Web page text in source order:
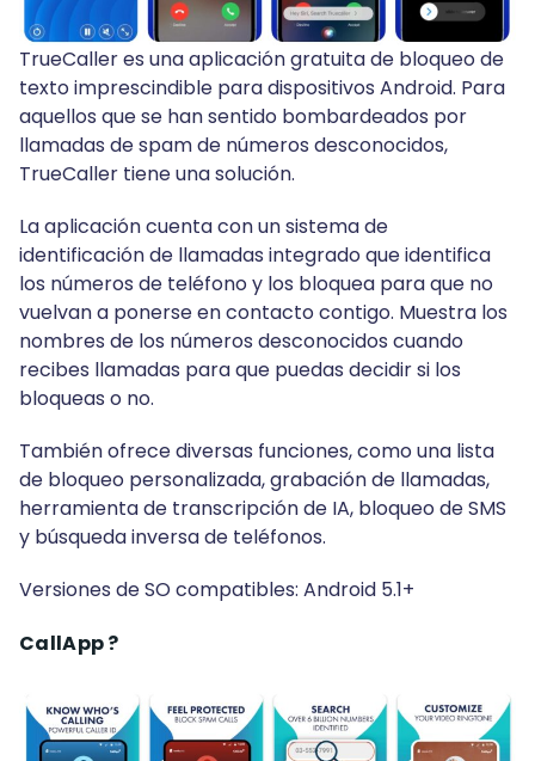
TrueCaller es una aplicación gratuita de bloqueo de
texto imprescindible para dispositivos Android. Para
aquellos que se han sentido bombardeados por
llamadas de spam de números desconocidos,
TrueCaller tiene una solución.
La aplicación cuenta con un sistema de
identificación de llamadas integrado que identifica
los números de teléfono y los bloquea para que no
vuelvan a ponerse en contacto contigo. Muestra los
nombres de los números desconocidos cuando
recibes llamadas para que puedas decidir si los
bloqueas o no.
También ofrece diversas funciones, como una lista
de bloqueo personalizada, grabación de llamadas,
herramienta de transcripción de IA, bloqueo de SMS
y búsqueda inversa de teléfonos.
Versiones de SO compatibles: Android 5.1+
CallApp ?